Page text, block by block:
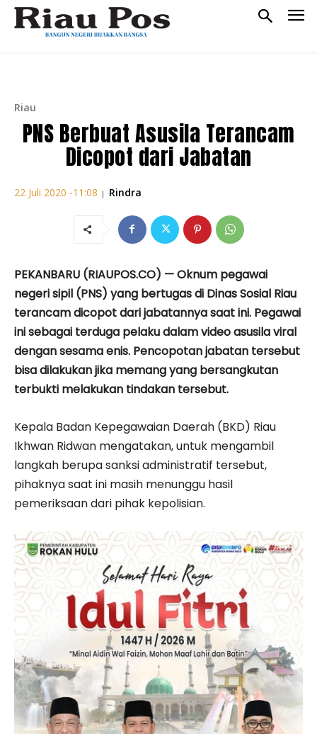
Riau
PNS Berbuat Asusila Terancam
Dicopot dari Jabatan
22 Juli 2020 -11:08 | Rindra
PEKANBARU (RIAUPOS.CO) — Oknum pegawai
negeri sipil (PNS) yang bertugas di Dinas Sosial Riau
terancam dicopot dari jabatannya saat ini. Pegawai
ini sebagai terduga pelaku dalam video asusila viral
dengan sesama enis. Pencopotan jabatan tersebut
bisa dilakukan jika memang yang bersangkutan
terbukti melakukan tindakan tersebut.
Kepala Badan Kepegawaian Daerah (BKD) Riau
Ikhwan Ridwan mengatakan, untuk mengambil
langkah berupa sanksi administratif tersebut,
pihaknya saat ini masih menunggu hasil
pemeriksaan dari pihak kepolisian.